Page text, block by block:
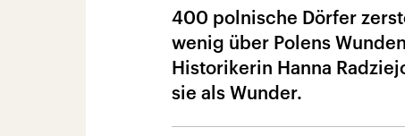
400 polnische Dörfer
wenig über Polens
Historikerin Hanna
sie als Wunder.